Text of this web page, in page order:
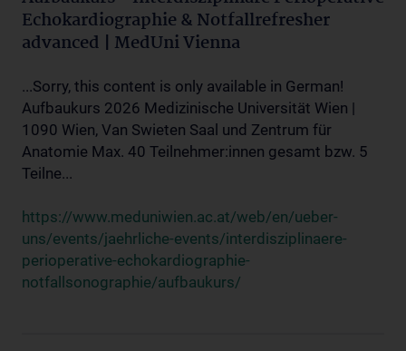
Echokardiographie & Notfallrefresher
advanced | MedUni Vienna
...Sorry, this content is only available in German!
Aufbaukurs 2026 Medizinische Universität Wien |
1090 Wien, Van Swieten Saal und Zentrum für
Anatomie Max. 40 Teilnehmer:innen gesamt bzw. 5
Teilne...
https://www.meduniwien.ac.at/web/en/ueber-
uns/events/jaehrliche-events/interdisziplinaere-
perioperative-echokardiographie-
notfallsonographie/aufbaukurs/